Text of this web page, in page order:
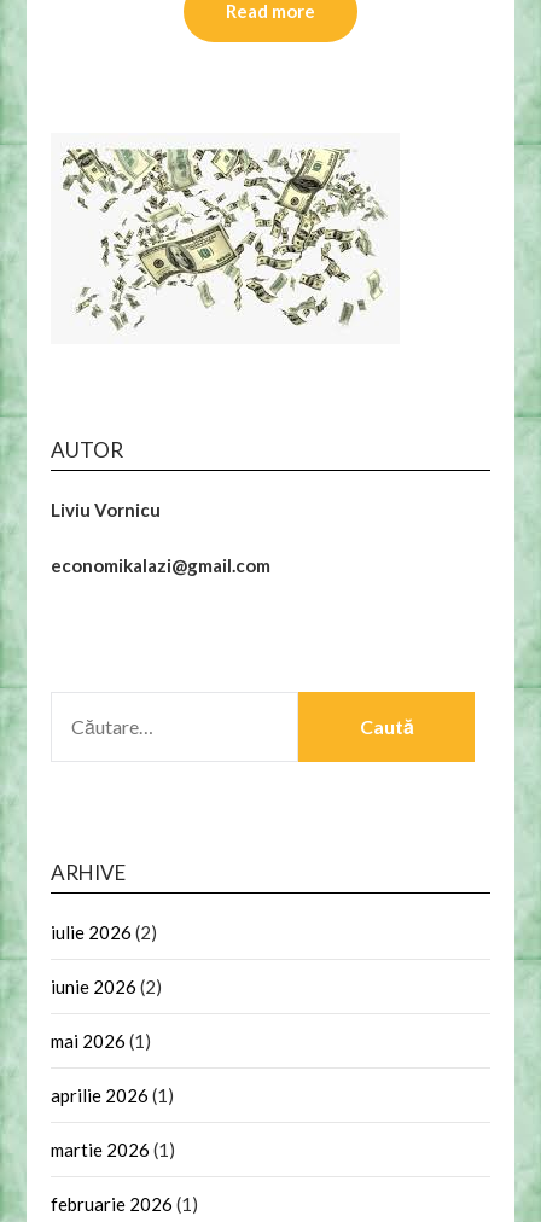
Read more
AUTOR
Liviu Vornicu
economikalazi@gmail.com
DUPĂ:
ARHIVE
iulie 2026 (2)
iunie 2026 (2)
mai 2026 (1)
aprilie 2026 (1)
martie 2026 (1)
februarie 2026 (1)